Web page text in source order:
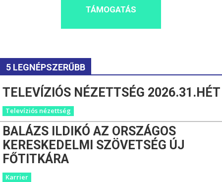
TÁMOGATÁS
5 LEGNÉPSZERŰBB
TELEVÍZIÓS NÉZETTSÉG 2026.31.HÉT
Televíziós nézettség
BALÁZS ILDIKÓ AZ ORSZÁGOS
KERESKEDELMI SZÖVETSÉG ÚJ
FŐTITKÁRA
Karrier